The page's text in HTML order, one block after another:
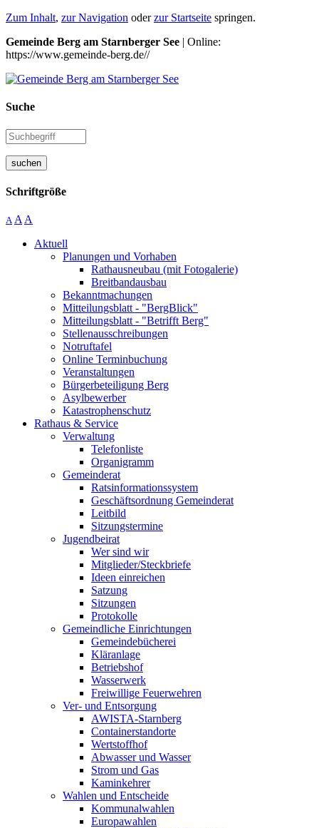
Zum Inhalt, zur Navigation oderzur Startseite springen.
Gemeinde Berg am Starnberger See | Online:
https://www.gemeinde-berg.de//
Suche
suchen
Schriftgröße
A A A
Aktuell
Planungen und Vorhaben
Rathausneubau (mit Fotogalerie)
Breitbandausbau
Bekanntmachungen
Mitteilungsblatt - "BergBlick"
Mitteilungsblatt - "Betrifft Berg"
Stellenausschreibungen
Notruftafel
Online Terminbuchung
Veranstaltungen
Bürgerbeteiligung Berg
Asylbewerber
Katastrophenschutz
Rathaus & Service
Verwaltung
Telefonliste
Organigramm
Gemeinderat
Ratsinformationssystem
Geschäftsordnung Gemeinderat
Leitbild
Sitzungstermine
Jugendbeirat
Wer sind wir
Mitglieder/Steckbriefe
Ideen einreichen
Satzung
Sitzungen
Protokolle
Gemeindliche Einrichtungen
Gemeindebücherei
Kläranlage
Betriebshof
Wasserwerk
Freiwillige Feuerwehren
Ver- und Entsorgung
AWISTA-Starnberg
Containerstandorte
Wertstoffhof
Abwasser und Wasser
Strom und Gas
Kaminkehrer
Wahlen und Entscheide
Kommunalwahlen
Europawahlen